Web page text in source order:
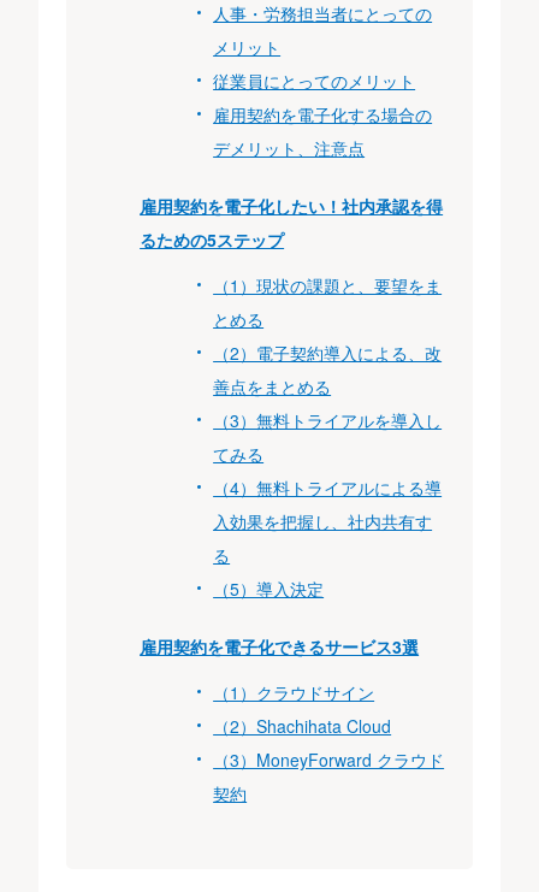
人事・労務担当者にとっての
メリット
従業員にとってのメリット
雇用契約を電子化する場合の
デメリット、注意点
雇用契約を電子化したい！社内承認を得
るための5ステップ
（1）現状の課題と、要望をま
とめる
（2）電子契約導入による、改
善点をまとめる
（3）無料トライアルを導入し
てみる
（4）無料トライアルによる導
入効果を把握し、社内共有す
る
（5）導入決定
雇用契約を電子化できるサービス3選
（1）クラウドサイン
（2）Shachihata Cloud
（3）MoneyForward クラウド
契約